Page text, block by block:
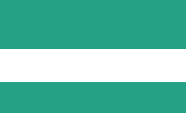
de 1988. A